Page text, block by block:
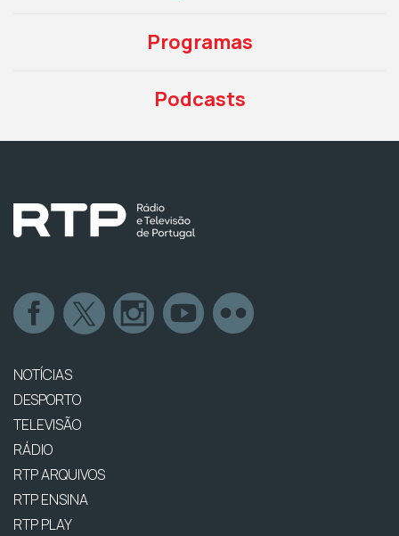
Programas
Podcasts
NOTÍCIAS
DESPORTO
TELEVISÃO
RÁDIO
RTP ARQUIVOS
RTP ENSINA
RTP PLAY